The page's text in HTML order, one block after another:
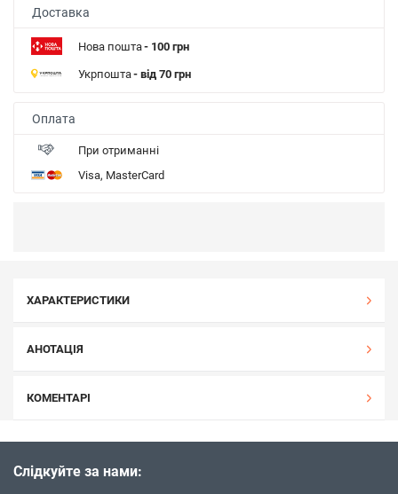
Доставка
Нова пошта- 100 грн
Укрпошта- від 70 грн
Оплата
При отриманні
Visa, MasterCard
ХАРАКТЕРИСТИКИ
АНОТАЦІЯ
КОМЕНТАРІ
Слідкуйте за нами: